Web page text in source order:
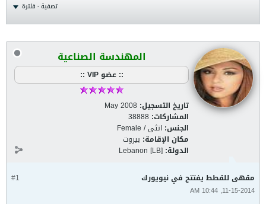
تصفية - فلترة
المهندسة الصناعية
:: عضو VIP ::
تاريخ التسجيل: May 2008
المشاركات: 38888
الجنس: انثى / Female
مكان الإقامة: بيروت
الدولة: Lebanon [LB]
#1 مقهى للقطط يفتتح في نيويورك
11-15-2014, 10:44 AM